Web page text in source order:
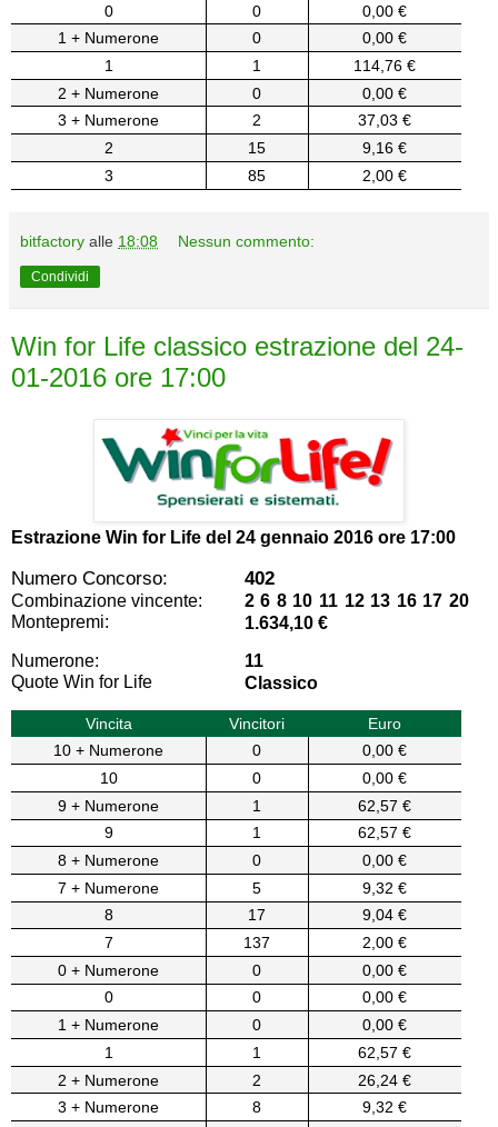
0
0
0,00 €
1 + Numerone
0
0,00 €
1
1
114,76 €
2 + Numerone
0
0,00 €
3 + Numerone
2
37,03 €
2
15
9,16 €
3
85 2,00 €
bitfactory alle 18:08 Nessun commento:
Condividi
Win for Life classico estrazione del 24-
01-2016 ore 17:00
Estrazione Win for Life del 24 gennaio 2016 ore 17:00
Numero Concorso: 402
Combinazione vincente:
2 6 8 10 11 12 13 16 17 20
Montepremi:
1.634,10 €
Numerone:
11
Quote Win for Life
Classico
Vincita Vincitori
Euro
10 + Numerone
0
0,00 €
10
0
0,00 €
9 + Numerone
1
62,57 €
9
1
62,57 €
8 + Numerone
0
0,00 €
7 + Numerone
5
9,32 €
8
17
9,04 €
7
137
2,00 €
0 + Numerone
0
0,00 €
0
0
0,00 €
1 + Numerone
0
0,00 €
1
1
62,57 €
2 + Numerone
2
26,24 €
3 + Numerone
8
9,32 €